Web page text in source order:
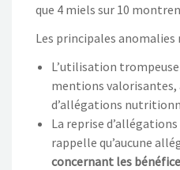
que 4 miels sur 10
Les principales
L’utilisation
mentions valorisantes,
d’allégations
La reprise d’allégations
rappelle qu’aucune
concernant les